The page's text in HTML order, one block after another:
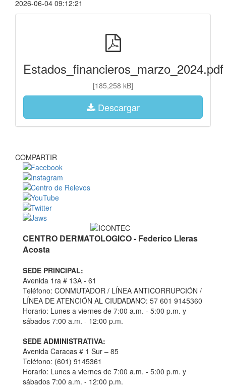
2026-06-04 09:12:21
Estados_financieros_marzo_2024.pdf
[185,258 kB]
Descargar
COMPARTIR
CENTRO DERMATOLOGICO - Federico Lleras
Acosta
SEDE PRINCIPAL:
Avenida 1ra # 13A - 61
Teléfono: CONMUTADOR / LÍNEA ANTICORRUPCIÓN /
LÍNEA DE ATENCIÓN AL CIUDADANO: 57 601 9145360
Horario: Lunes a viernes de 7:00 a.m. - 5:00 p.m. y
sábados 7:00 a.m. - 12:00 p.m.
SEDE ADMINISTRATIVA:
Avenida Caracas # 1 Sur – 85
Teléfono: (601) 9145361
Horario: Lunes a viernes de 7:00 a.m. - 5:00 p.m. y
sábados 7:00 a.m. - 12:00 p.m.